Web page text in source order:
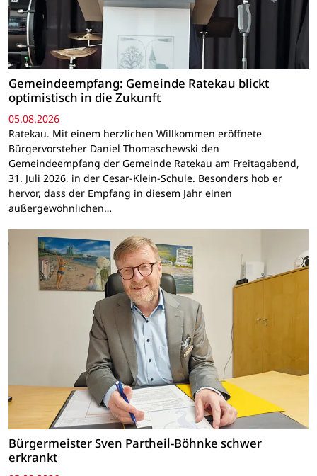
Gemeindeempfang: Gemeinde Ratekau blickt
optimistisch in die Zukunft
05.08.2026
Ratekau. Mit einem herzlichen Willkommen eröffnete
Bürgervorsteher Daniel Thomaschewski den
Gemeindeempfang der Gemeinde Ratekau am Freitagabend,
31. Juli 2026, in der Cesar-Klein-Schule. Besonders hob er
hervor, dass der Empfang in diesem Jahr einen
außergewöhnlichen…
Bürgermeister Sven Partheil-Böhnke schwer
erkrankt